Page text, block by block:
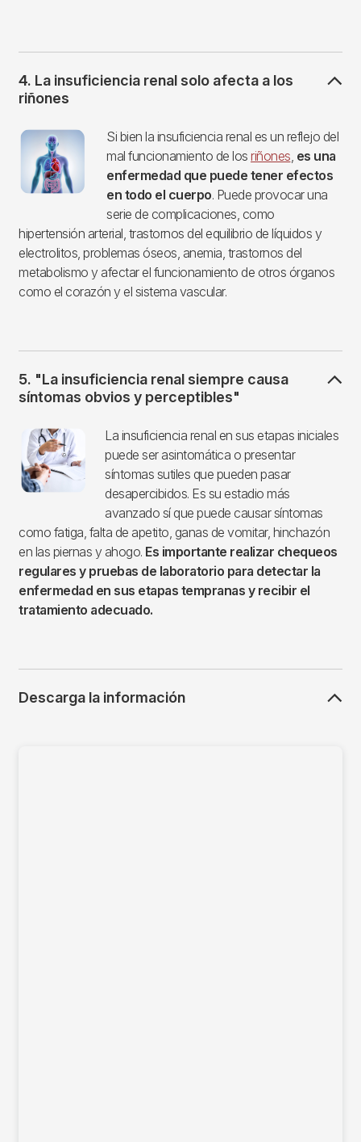
4. La insuficiencia renal solo afecta a los
riñones
Imagen
Si bien la insuficiencia renal es un reflejo del
mal funcionamiento de los riñones es una
enfermedad que puede tener efectos
en todo el cuerpo. Puede provocar una
serie de complicaciones, como
hipertensión arterial, trastornos del equilibrio de líquidos y
electrolitos, problemas óseos, anemia, trastornos del
metabolismo y afectar el funcionamiento de otros órganos
como el corazón y el sistema vascular.
5. "La insuficiencia renal siempre causa
síntomas obvios y perceptibles"
Imagen
La insuficiencia renal en sus etapas iniciales
puede ser asintomática o presentar
síntomas sutiles que pueden pasar
desapercibidos. Es su estadio más
avanzado sí que puede causar síntomas
como fatiga, falta de apetito, ganas de vomitar, hinchazón
en las piernas y ahogo. Es importante realizar chequeos
regulares y pruebas de laboratorio para detectar la
enfermedad en sus etapas tempranas y recibir el
tratamiento adecuado.
Descarga la información